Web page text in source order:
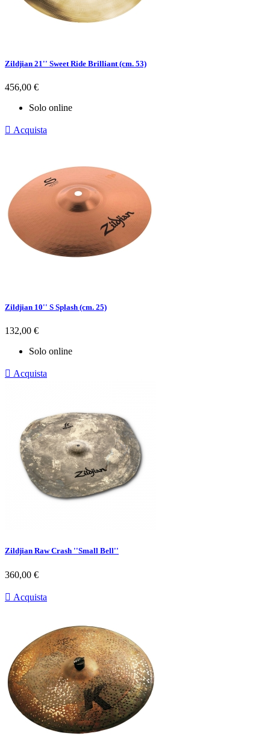
Zildjian 21'' Sweet Ride Brilliant (cm. 53)
Prezzo
456,00 €
Solo online
 Acquista
Zildjian 10'' S Splash (cm. 25)
Prezzo
132,00 €
Solo online
 Acquista
Zildjian Raw Crash ''Small Bell''
Prezzo
360,00 €
 Acquista